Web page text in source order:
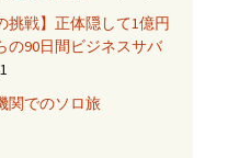
挑戦】正体隠して1億円
の90日間ビジネスサバ
関でのソロ旅